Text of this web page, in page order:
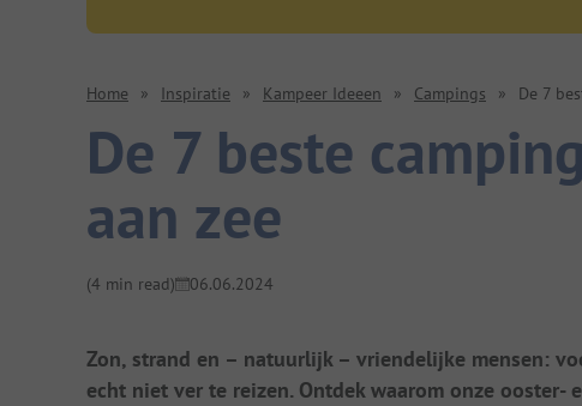
Home » Inspiratie » Kampeer Ideeen » Campings » De 7
De 7 beste
aan zee
(4 min read) 06.06.2024
Zon, strand en – natuurlijk – vriendelijke mensen:
echt niet ver te reizen. Ontdek waarom onze ooster-